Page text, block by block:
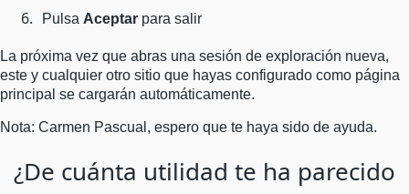
Pulsa Aceptar para salir
La próxima vez que abras una sesión de exploración nueva,
este y cualquier otro sitio que hayas configurado como página
principal se cargarán automáticamente.
Nota: Carmen Pascual, espero que te haya sido de ayuda.
¿De cuánta utilidad te ha parecido